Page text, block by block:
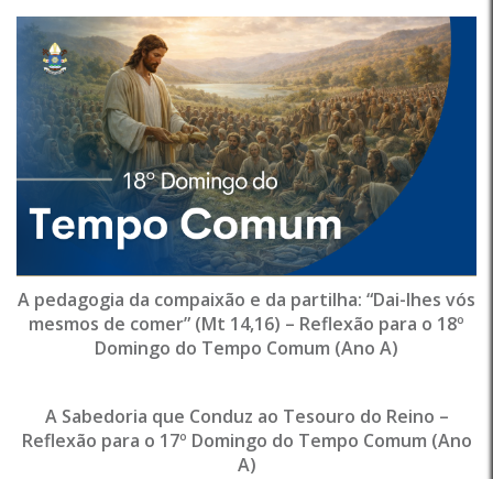
A pedagogia da compaixão e da partilha: “Dai-lhes vós
mesmos de comer” (Mt 14,16) – Reflexão para o 18º
Domingo do Tempo Comum (Ano A)
A Sabedoria que Conduz ao Tesouro do Reino –
Reflexão para o 17º Domingo do Tempo Comum (Ano
A)